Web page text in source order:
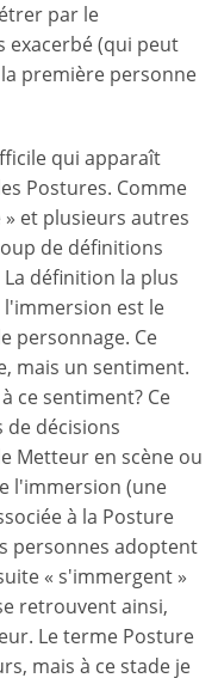
par le
exacerbé (qui peut
première personne
qui apparaît
Postures. Comme
et plusieurs autres
de définitions
définition la plus
est le
personnage. Ce
mais un sentiment.
ce sentiment? Ce
de décisions
Metteur en scène ou
l'immersion (une
à la Posture
personnes adoptent
« s'immergent »
retrouvent ainsi,
Le terme Posture
mais à ce stade je